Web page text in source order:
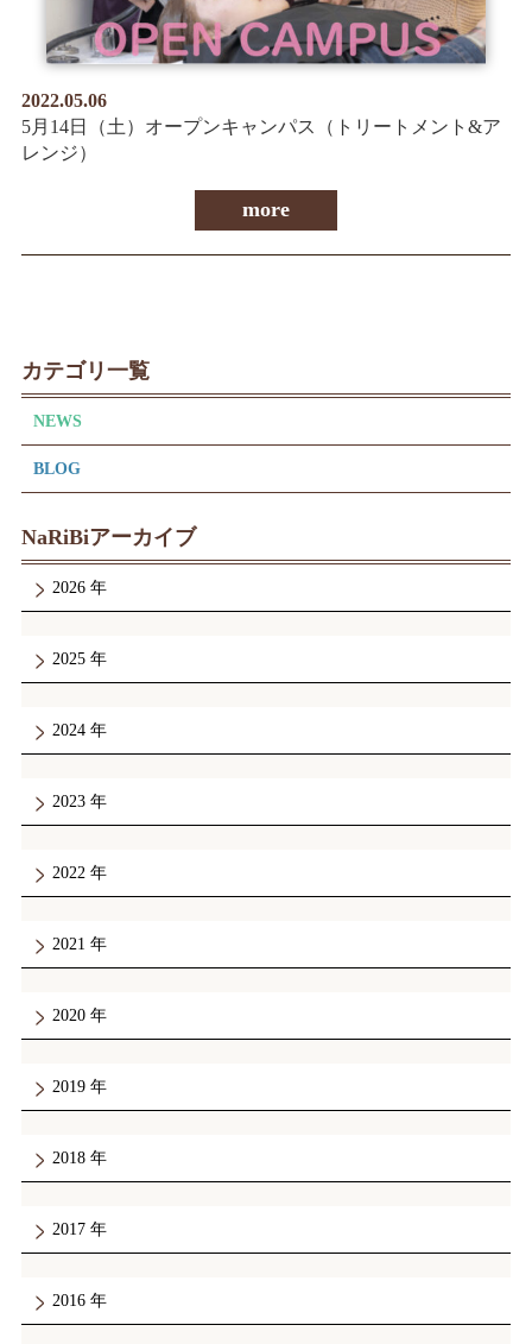
2022.05.06
5月14日（土）オープンキャンパス（トリートメント&ア
レンジ）
more
カテゴリ一覧
NEWS
BLOG
NaRiBiアーカイブ
2026
2025
2024
2023
2022
2021
2020
2019
2018
2017
2016